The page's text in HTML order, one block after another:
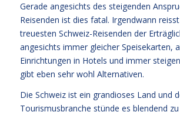
Gerade angesichts des steigenden
Reisenden ist dies fatal. Irgendwann
treuesten Schweiz-Reisenden der
angesichts immer gleicher Speisekarten,
Einrichtungen in Hotels und immer
gibt eben sehr wohl Alternativen.
Die Schweiz ist ein grandioses Land und
Tourismusbranche stünde es blendend